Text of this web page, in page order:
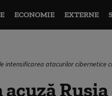
ECONOMIE EXTERNE
intensificarea atacurilor cibernetice
acuză